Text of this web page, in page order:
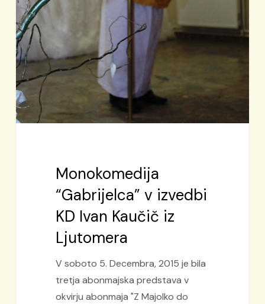
Monokomedija
“Gabrijelca” v izvedbi
KD Ivan Kaučič iz
Ljutomera
V soboto 5. Decembra, 2015 je bila
tretja abonmajska predstava v
okvirju abonmaja "Z Majolko do